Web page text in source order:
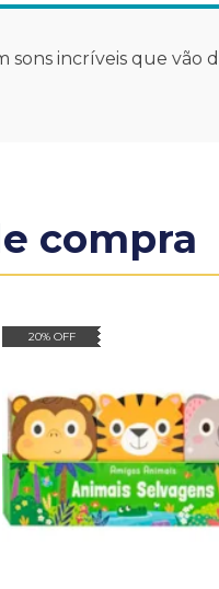
sons incríveis que
compra
20% OFF